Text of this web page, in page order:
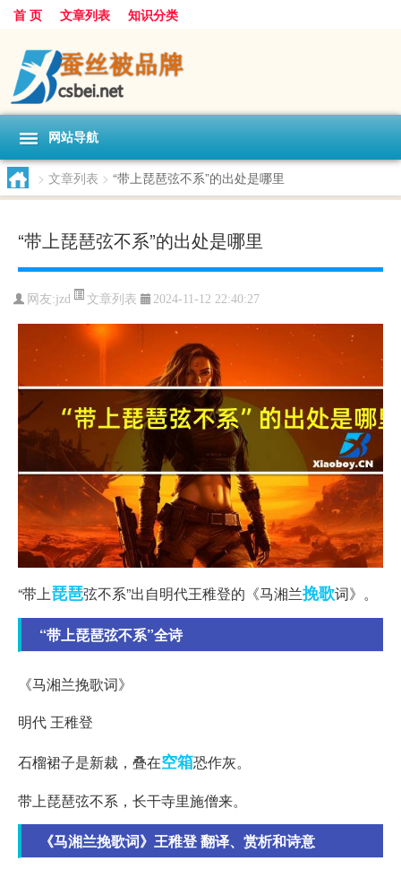
首 页 文章列表 知识分类
网站导航
> 文章列表 > “带上琵琶弦不系”的出处是哪里
“带上琵琶弦不系”的出处是哪里
网友:jzd 文章列表 2024-11-12 22:40:27
“带上琵琶弦不系”出自明代王稚登的《马湘兰挽歌词》。
“带上琵琶弦不系”全诗
《马湘兰挽歌词》
明代 王稚登
石榴裙子是新裁，叠在空箱恐作灰。
带上琵琶弦不系，长干寺里施僧来。
《马湘兰挽歌词》王稚登 翻译、赏析和诗意